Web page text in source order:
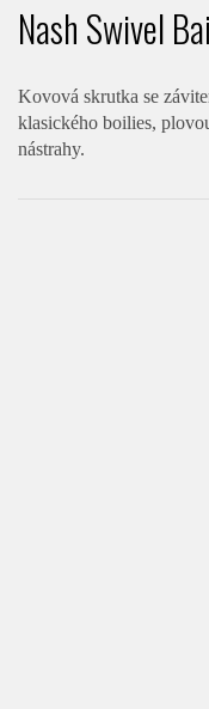
Nash Swivel
Kovová skrutka se
klasického boilies,
nástrahy.